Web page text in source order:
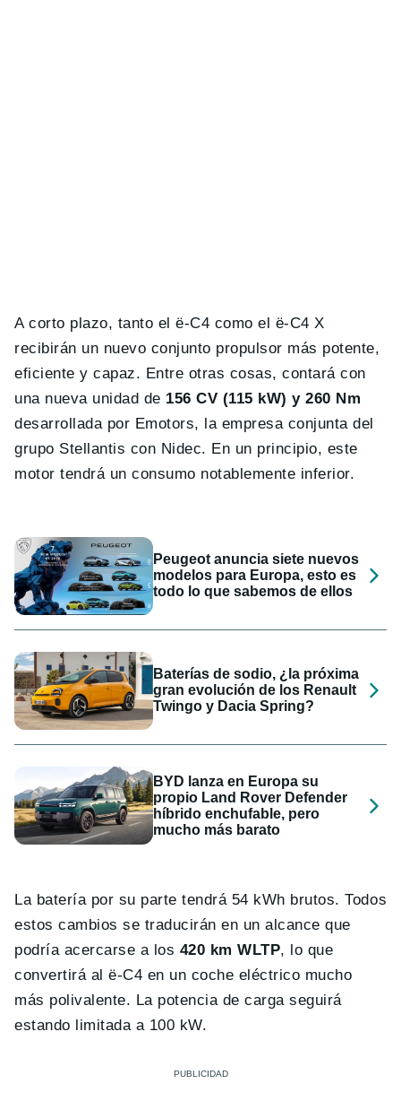
A corto plazo, tanto el ë-C4 como el ë-C4 X
recibirán un nuevo conjunto propulsor más potente,
eficiente y capaz. Entre otras cosas, contará con
una nueva unidad de 156 CV (115 kW) y 260 Nm
desarrollada por Emotors, la empresa conjunta del
grupo Stellantis con Nidec. En un principio, este
motor tendrá un consumo notablemente inferior.
Peugeot anuncia siete nuevos
modelos para Europa, esto es
todo lo que sabemos de ellos
Baterías de sodio, ¿la próxima
gran evolución de los Renault
Twingo y Dacia Spring?
BYD lanza en Europa su
propio Land Rover Defender
híbrido enchufable, pero
mucho más barato
La batería por su parte tendrá 54 kWh brutos. Todos
estos cambios se traducirán en un alcance que
podría acercarse a los 420 km WLTP, lo que
convertirá al ë-C4 en un coche eléctrico mucho
más polivalente. La potencia de carga seguirá
estando limitada a 100 kW.